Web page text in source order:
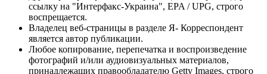
ссылку на "Интерфакс-Украина", EPA / UPG, строго
воспрещается.
Владелец веб-страницы в разделе Я- Корреспондент
является автор публикации.
Любое копирование, перепечатка и воспроизведение
фотографий и/или аудиовизуальных материалов,
принадлежащих правообладателю Getty Images, строго